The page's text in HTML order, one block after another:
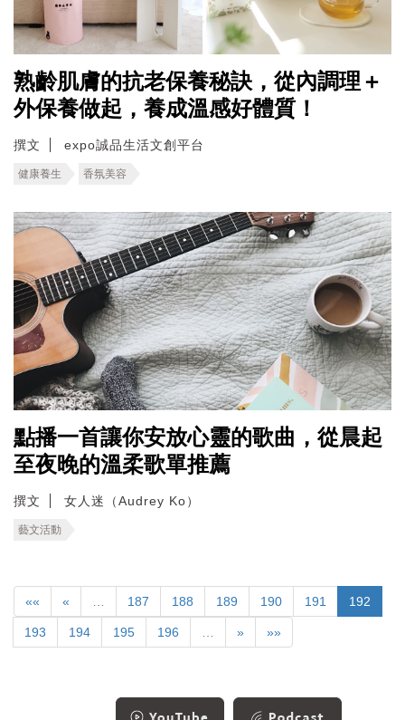
熟齡肌膚的抗老保養秘訣，從內調理＋
外保養做起，養成溫感好體質！
撰文 expo誠品生活文創平台
健康養生 香氛美容
點播一首讓你安放心靈的歌曲，從晨起
至夜晚的溫柔歌單推薦
撰文 女人迷（Audrey Ko）
藝文活動
«« « 187 188 189 190 191 192
193 194 195 196 » »»